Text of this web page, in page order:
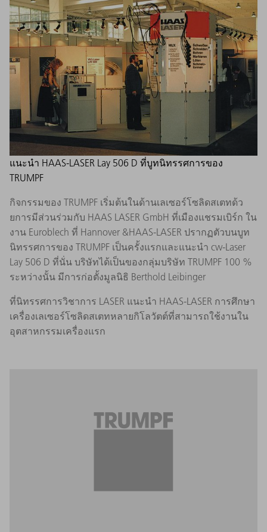
แนะนำ HAAS-LASER Lay 506 D ที่บูทนิทรรศการของ
TRUMPF
กิจกรรมของ TRUMPF เริ่มต้นในด้านเลเซอร์โซลิดสเตทด้ว
ยการมีส่วนร่วมกับ HAAS LASER GmbH ที่เมืองแชรมเบิร์ก ใน
งาน Euroblech ที่ Hannover &HAAS-LASER ปรากฏตัวบนบูท
นิทรรศการของ TRUMPF เป็นครั้งแรกและแนะนำ cw-Laser
Lay 506 D ที่นั่น บริษัทได้เป็นของกลุ่มบริษัท TRUMPF 100 %
ระหว่างนั้น มีการก่อตั้งมูลนิธิ Berthold Leibinger
ที่นิทรรศการวิชาการ LASER แนะนำ HAAS-LASER การศึกษา
เครื่องเลเซอร์โซลิดสเตทหลายกิโลวัตต์ที่สามารถใช้งานใน
อุตสาหกรรมเครื่องแรก